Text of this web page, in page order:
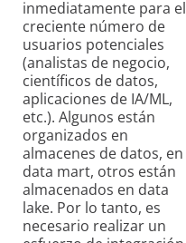
inmediatamente para el
creciente número de
usuarios potenciales
(analistas de negocio,
científicos de datos,
aplicaciones de IA/ML,
etc.). Algunos están
organizados en
almacenes de datos, en
data mart, otros están
almacenados en data
lake. Por lo tanto, es
necesario realizar un